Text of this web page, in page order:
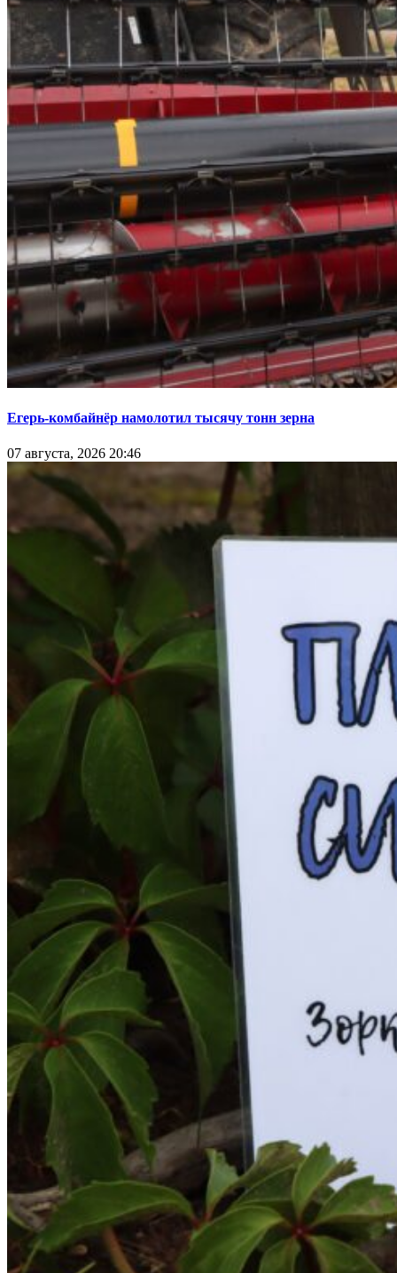
Егерь-комбайнёр намолотил тысячу тонн зерна
07 августа, 2026 20:46